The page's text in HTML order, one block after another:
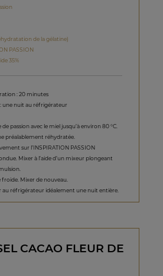
de la gélatine)
PASSION
35%
: 20 minutes
une nuit au réfrigérateur
passion avec le miel jusqu’à environ 80 °C.
préalablement réhydratée.
sur l’INSPIRATION PASSION
Mixer à l’aide d’un mixeur plongeant
Mixer de nouveau.
au réfrigérateur idéalement une nuit entière.
CACAO FLEUR DE